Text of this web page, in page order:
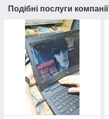
Подібні послуги компанії